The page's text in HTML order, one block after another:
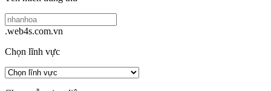
.web4s.com.vn
Chọn lĩnh vực